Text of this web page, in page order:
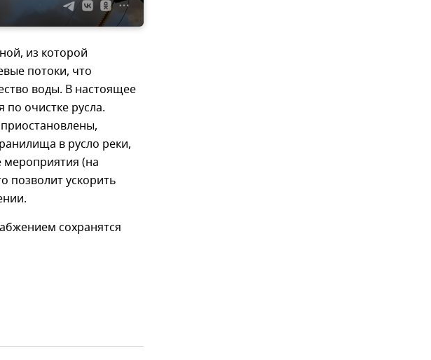
из которой
потоки, что
воды. В настоящее
очистке русла.
в русло реки,
мероприятия (на
позволит ускорить
сохранятся